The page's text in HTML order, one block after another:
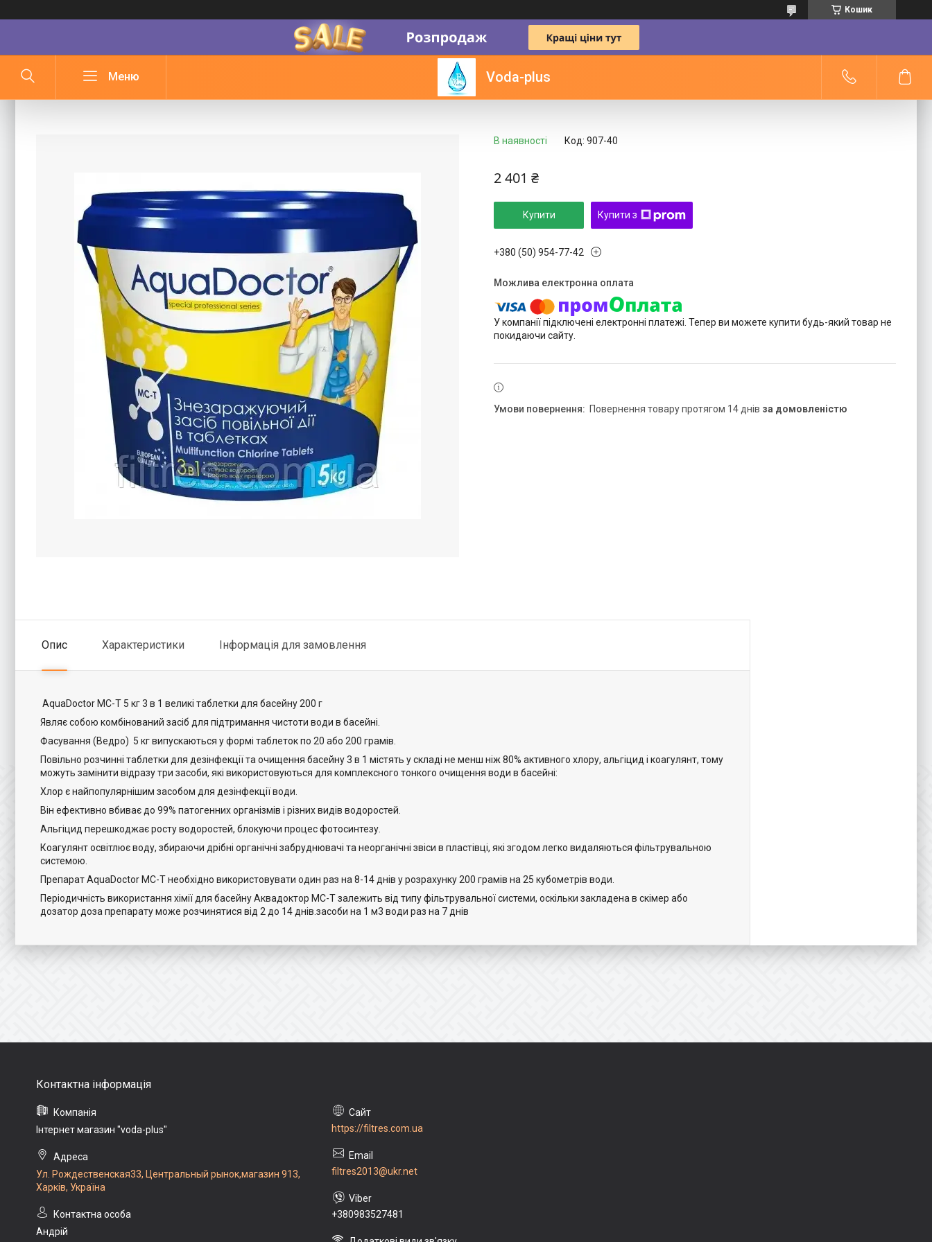
Кошик
Voda-plus
Хімія для басейну AquaDoctor 5 кг 3 в 1
В наявності Код: 907-40
2 401 ₴
Купити Купити з
+380 (50) 954-77-42
У компанії підключені електронні платежі. Тепер ви можете купити будь-який товар не
покидаючи сайту.
повернення товару протягом 14 днів за домовленістю
Опис Характеристики Інформація для замовлення
AquaDoctor MC-T 5 кг 3 в 1 великі таблетки для басейну 200 г
Являє собою комбінований засіб для підтримання чистоти води в басейні.
Фасування (Ведро) 5 кг випускаються у формі таблеток по 20 або 200 грамів.
Повільно розчинні таблетки для дезінфекції та очищення басейну 3 в 1 містять у складі не менш ніж 80% активного хлору, альгіцид і коагулянт, тому
можуть замінити відразу три засоби, які використовуються для комплексного тонкого очищення води в басейні:
Хлор є найпопулярнішим засобом для дезінфекції води.
Він ефективно вбиває до 99% патогенних організмів і різних видів водоростей.
Альгіцид перешкоджає росту водоростей, блокуючи процес фотосинтезу.
Коагулянт освітлює воду, збираючи дрібні органічні забруднювачі та неорганічні звіси в пластівці, які згодом легко видаляються фільтрувальною
системою.
Препарат AquaDoctor MC-T необхідно використовувати один раз на 8-14 днів у розрахунку 200 грамів на 25 кубометрів води.
Періодичність використання хімії для басейну Аквадоктор МС-Т залежить від типу фільтрувальної системи, оскільки закладена в скімер або
дозатор доза препарату може розчинятися від 2 до 14 днів.засоби на 1 м3 води раз на 7 днів
Інтернет магазин "voda-plus"
Ул. Рождественская33, Центральный рынок,магазин 913,
Харків, Україна
Андрій
https://filtres.com.ua
filtres2013@ukr.net
+380983527481